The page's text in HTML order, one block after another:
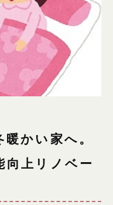
暖かい家へ。
向上リノベー